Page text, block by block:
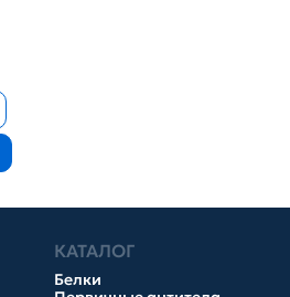
КАТАЛОГ
Белки